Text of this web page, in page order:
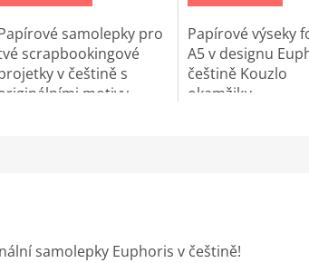
samolepky pro
scrapbookingové
v češtině s
motivy
Papírové výseky
A5 v designu
češtině Kouzlo
okamžiku.
samolepky Euphoris v češtině!